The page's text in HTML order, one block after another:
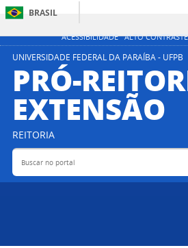
ACESSIBILIDADE ALTO CONTRASTE
BRASIL
UNIVERSIDADE FEDERAL DA PARAÍBA - UFPB
PRÓ-
EXTENSÃO
REITORIA
Buscar no portal